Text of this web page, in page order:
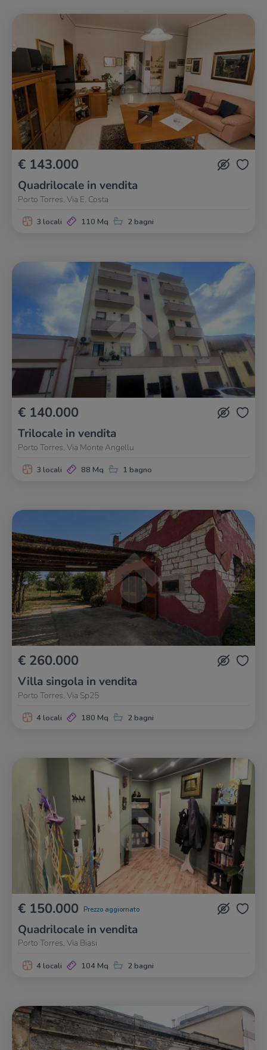
€ 143.000
Quadrilocale in vendita
Porto Torres, Via E. Costa
3 locali 110 Mq 2 bagni
€ 140.000
Trilocale in vendita
Porto Torres, Via Monte Angellu
3 locali 88 Mq 1 bagno
€ 260.000
Villa singola in vendita
Porto Torres, Via Sp25
4 locali 180 Mq 2 bagni
€ 150.000 Prezzo aggiornato
Quadrilocale in vendita
Porto Torres, Via Biasi
4 locali 104 Mq 2 bagni